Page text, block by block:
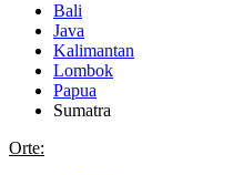
Bali
Java
Kalimantan
Lombok
Papua
Sumatra
Orte: